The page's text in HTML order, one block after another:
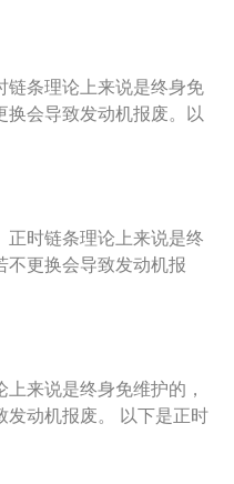
凸轮轴，凸轮轴后端有
3、拆下旧链条装上新
面有一个圆孔，对正链条
安装时要不间隙调整到
。 是正时链条。
链条理论上来说是终身免
会导致发动机报废。以
带轮拆卸掉，把正时链
根凸轮轴凹槽平衡对
轴皮带轮也是没有滑键
面的凹槽里；4、曲轴位
会报故障码；曲轴链轮
正时链条理论上来说是终
不更换会导致发动机报
曲轴皮带轮拆卸掉，把
，将两根凸轮轴凹槽平
。曲轴皮带轮也是没有
上面的凹槽里； 4、曲
，不然会报故障码；曲轴
来说是终身免维护的，
发动机报废。 以下是正时
掉，把正时链条外壳拆